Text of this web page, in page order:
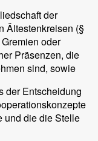
der
Ältestenkreisen (§
oder
Präsenzen, die
sind, sowie
der Entscheidung
und die die Stelle